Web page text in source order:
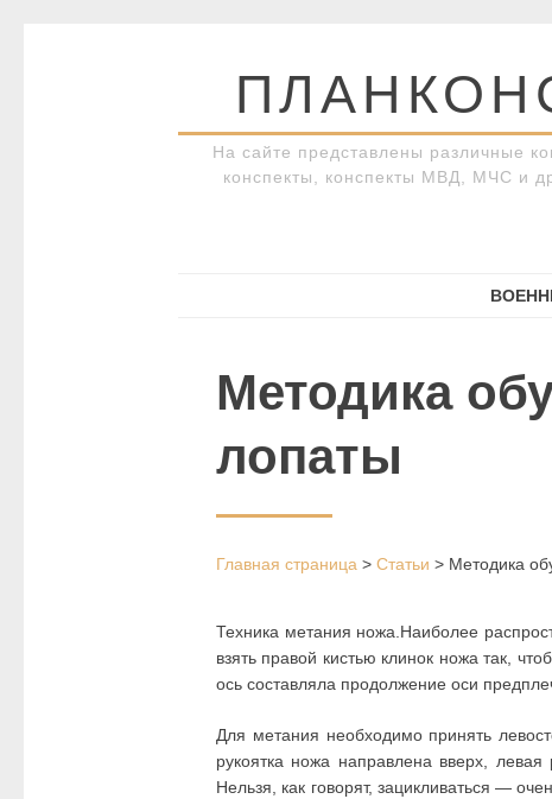
На сайте представлены различные
конспекты, конспекты МВД, МЧС и
Методика
лопаты
Главная страница > Статьи > Методика
Техника метания ножа.Наиболее
взять правой кистью клинок ножа так,
ось составляла продолжение оси
Для метания необходимо принять
рукоятка ножа направлена вверх,
Нельзя, как говорят, зацикливаться —